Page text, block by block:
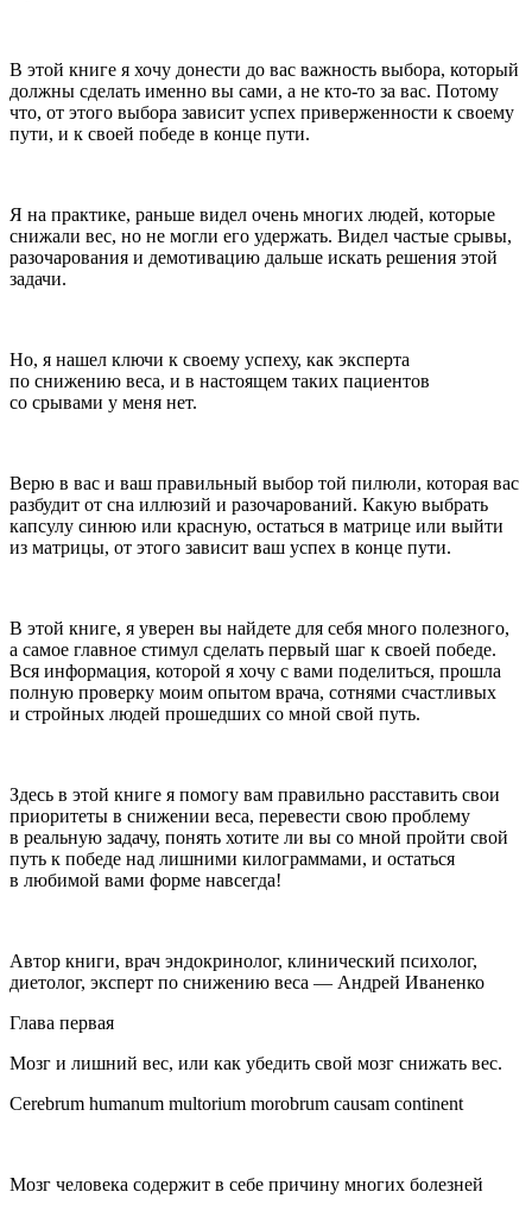
В этой книге я хочу донести до вас важность выбора, который
должны сделать именно вы сами, а не кто-то за вас. Потому
что, от этого выбора зависит успех приверженности к своему
пути, и к своей победе в конце пути.
Я на практике, раньше видел очень многих людей, которые
снижали вес, но не могли его удержать. Видел частые срывы,
разочарования и демотивацию дальше искать решения этой
задачи.
Но, я нашел ключи к своему успеху, как эксперта
по снижению веса, и в настоящем таких пациентов
со срывами у меня нет.
Верю в вас и ваш правильный выбор той пилюли, которая вас
разбудит от сна иллюзий и разочарований. Какую выбрать
капсулу синюю или красную, остаться в матрице или выйти
из матрицы, от этого зависит ваш успех в конце пути.
В этой книге, я уверен вы найдете для себя много полезного,
а самое главное стимул сделать первый шаг к своей победе.
Вся информация, которой я хочу с вами поделиться, прошла
полную проверку моим опытом врача, сотнями счастливых
и стройных людей прошедших со мной свой путь.
Здесь в этой книге я помогу вам правильно расставить свои
приоритеты в снижении веса, перевести свою проблему
в реальную задачу, понять хотите ли вы со мной пройти свой
путь к победе над лишними килограммами, и остаться
в любимой вами форме навсегда!
Автор книги, врач эндокринолог, клинический психолог,
диетолог, эксперт по снижению веса — Андрей Иваненко
Глава первая
Мозг и лишний вес, или как убедить свой мозг снижать вес.
Cerebrum humanum multorium morobrum causam continent
Мозг человека содержит в себе причину многих болезней